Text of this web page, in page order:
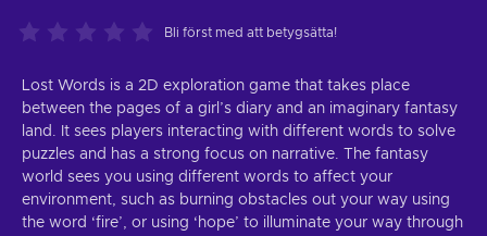
Bli först med att betygsätta!
Lost Words is a 2D exploration game that takes place
between the pages of a girl’s diary and an imaginary fantasy
land. It sees players interacting with different words to solve
puzzles and has a strong focus on narrative. The fantasy
world sees you using different words to affect your
environment, such as burning obstacles out your way using
the word ‘fire’, or using ‘hope’ to illuminate your way through